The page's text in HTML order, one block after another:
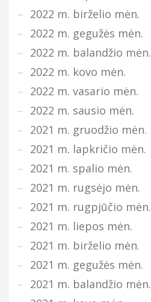
2022 m. birželio mėn.
2022 m. gegužės mėn.
2022 m. balandžio mėn.
2022 m. kovo mėn.
2022 m. vasario mėn.
2022 m. sausio mėn.
2021 m. gruodžio mėn.
2021 m. lapkričio mėn.
2021 m. spalio mėn.
2021 m. rugsėjo mėn.
2021 m. rugpjūčio mėn.
2021 m. liepos mėn.
2021 m. birželio mėn.
2021 m. gegužės mėn.
2021 m. balandžio mėn.